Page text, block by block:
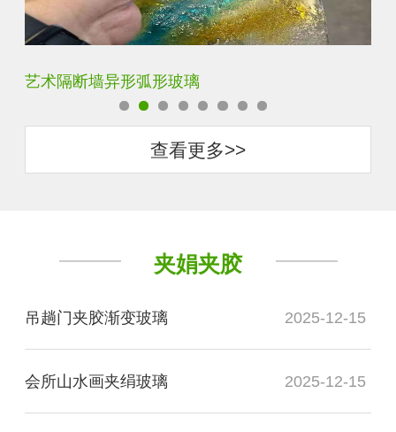
压花钢化热熔玻璃
查看更多>>
夹娟夹胶
吊趟门夹胶渐变玻璃 2025-12-15
会所山水画夹绢玻璃 2025-12-15